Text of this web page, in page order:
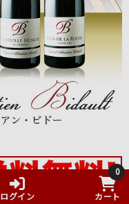
ログイン
0
カート